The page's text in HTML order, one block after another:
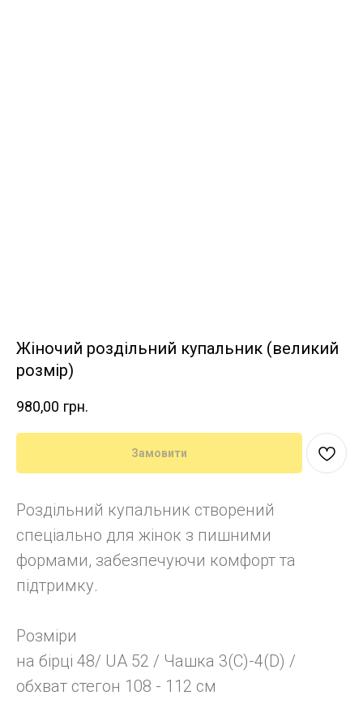
Жіночий роздільний купальник (великий
розмір)
980,00 грн.
Замовити
Роздільний купальник створений
спеціально для жінок з пишними
формами, забезпечуючи комфорт та
підтримку.
Розміри
на бірці 48/ UA 52 / Чашка 3(C)-4(D) /
обхват стегон 108 - 112 см